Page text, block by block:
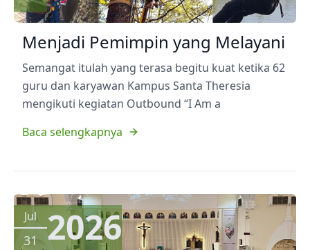
Menjadi Pemimpin yang Melayani
Semangat itulah yang terasa begitu kuat ketika 62
guru dan karyawan Kampus Santa Theresia
mengikuti kegiatan Outbound “I Am a
Baca selengkapnya
Jul
31 2026